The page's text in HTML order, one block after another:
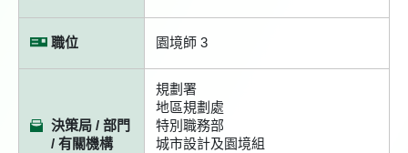
職位 園境師 3
決策局 / 部門
/ 有關機構
規劃署
地區規劃處
特別職務部
城市設計及園境組